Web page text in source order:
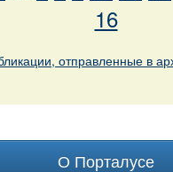
16
отправленные в
О Порталусе